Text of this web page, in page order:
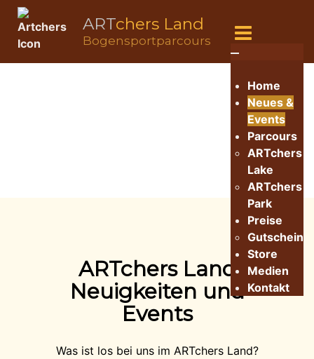
ARTchers Land
Bogensportparcours
Home
Neues &
Events
Parcours
ARTchers
Lake
ARTchers
Park
Preise
Gutschein
Store
Medien
Kontakt
ARTchers Land
Neuigkeiten und
Events
Was ist los bei uns im ARTchers Land?